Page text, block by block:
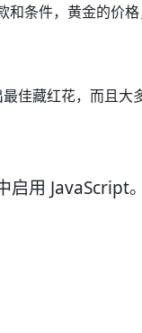
条件，黄金的价
佳藏红花，而且大
用 JavaScript。